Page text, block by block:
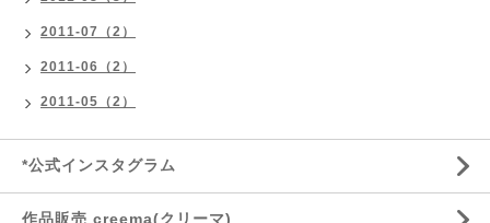
2011-07（2）
2011-06（2）
2011-05（2）
*公式インスタグラム
作品販売 creema(クリーマ)